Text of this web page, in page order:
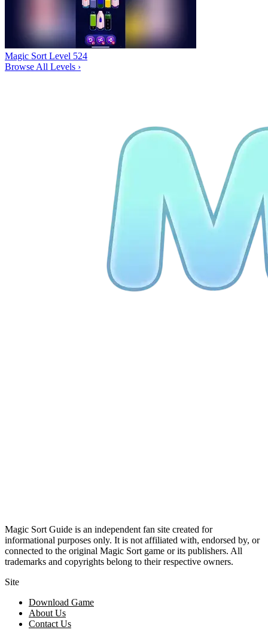
Magic Sort Level 524
Browse All Levels ›
Magic Sort Guide is an independent fan site created for
informational purposes only. It is not affiliated with, endorsed by, or
connected to the original Magic Sort game or its publishers. All
trademarks and copyrights belong to their respective owners.
Site
Download Game
About Us
Contact Us